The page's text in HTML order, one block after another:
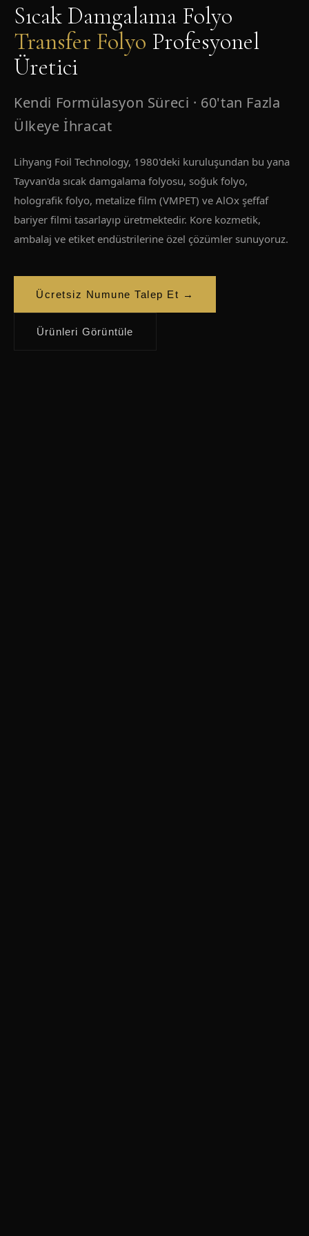
Sıcak Damgalama Folyo
Transfer Folyo Profesyonel
Üretici
Kendi Formülasyon Süreci · 60'tan Fazla
Ülkeye İhracat
Lihyang Foil Technology, 1980'deki kuruluşundan bu yana
Tayvan'da sıcak damgalama folyosu, soğuk folyo,
holografik folyo, metalize film (VMPET) ve AlOx şeffaf
bariyer filmi tasarlayıp üretmektedir. Kore kozmetik,
ambalaj ve etiket endüstrilerine özel çözümler sunuyoruz.
Ücretsiz Numune Talep Et →
Ürünleri Görüntüle